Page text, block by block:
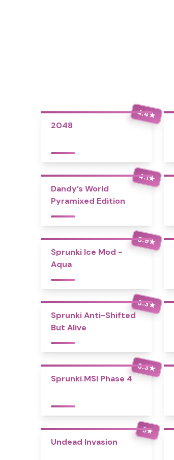
4.4★
2048
4.1★
Dandy’s World
Pyramixed Edition
3.9★
Sprunki Ice Mod -
Aqua
3.3★
Sprunki Anti-Shifted
But Alive
3.3★
Sprunki.MSI Phase 4
5★
Undead Invasion